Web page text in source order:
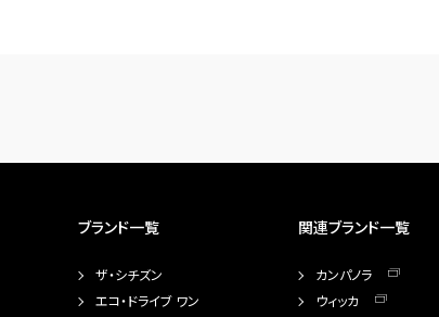
ブランド一覧
ザ・シチズン
エコ・ドライブ ワン
関連ブランド一覧
カンパノラ
ウィッカ